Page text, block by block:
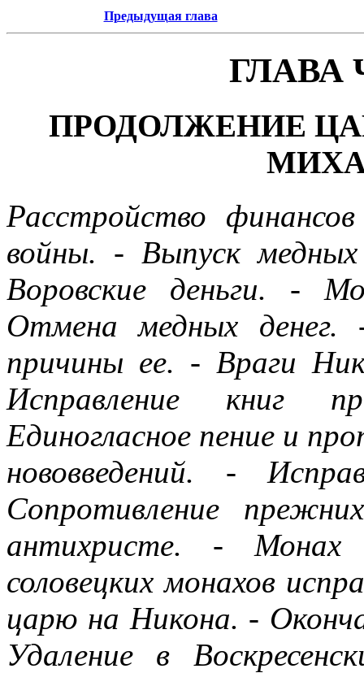
Предыдущая глава
ГЛАВА
ПРОДОЛЖЕНИЕ
Расстройство
войны. - Выпуск
Воровские деньги. -
Отмена медных
причины ее. - Враги
Исправление книг
Единогласное пение и
нововведений. -
Сопротивление
антихристе. - Монах
соловецких монахов
царю на Никона. -
Удаление в